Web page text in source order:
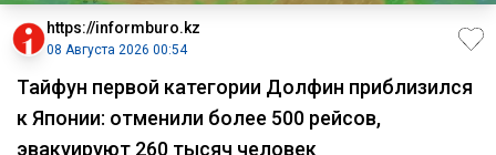
https://informburo.kz
08 Августа 2026 00:54
Тайфун первой категории Долфин приблизился
к Японии: отменили более 500 рейсов,
эвакуируют 260 тысяч человек